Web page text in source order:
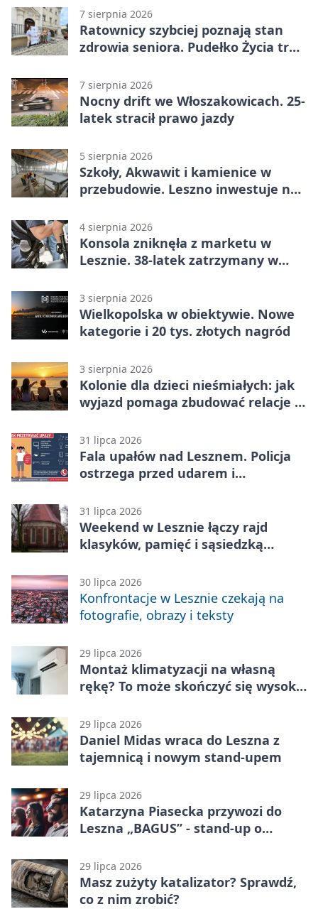
7 sierpnia 2026
Ratownicy szybciej poznają stan
zdrowia seniora. Pudełko Życia trafi
7 sierpnia 2026
Nocny drift we Włoszakowicach. 25-
latek stracił prawo jazdy
5 sierpnia 2026
Szkoły, Akwawit i kamienice w
przebudowie. Leszno inwestuje na
4 sierpnia 2026
Konsola zniknęła z marketu w
Lesznie. 38-latek zatrzymany w
3 sierpnia 2026
Wielkopolska w obiektywie. Nowe
kategorie i 20 tys. złotych nagród
3 sierpnia 2026
Kolonie dla dzieci nieśmiałych: jak
wyjazd pomaga zbudować relacje z
31 lipca 2026
Fala upałów nad Lesznem. Policja
ostrzega przed udarem i
31 lipca 2026
Weekend w Lesznie łączy rajd
klasyków, pamięć i sąsiedzką
30 lipca 2026
Konfrontacje w Lesznie czekają na
fotografie, obrazy i teksty
29 lipca 2026
Montaż klimatyzacji na własną
rękę? To może skończyć się wysoką
29 lipca 2026
Daniel Midas wraca do Leszna z
tajemnicą i nowym stand-upem
29 lipca 2026
Katarzyna Piasecka przywozi do
Leszna „BAGUS” - stand-up o
29 lipca 2026
Masz zużyty katalizator? Sprawdź,
co z nim zrobić?